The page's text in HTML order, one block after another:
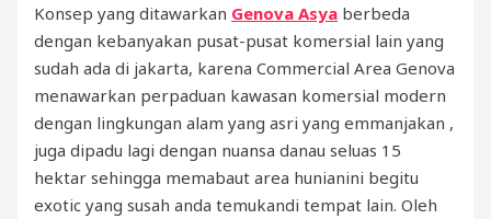
Konsep yang ditawarkan Genova Asya berbeda
dengan kebanyakan pusat-pusat komersial lain yang
sudah ada di jakarta, karena Commercial Area Genova
menawarkan perpaduan kawasan komersial modern
dengan lingkungan alam yang asri yang emmanjakan ,
juga dipadu lagi dengan nuansa danau seluas 15
hektar sehingga memabaut area hunianini begitu
exotic yang susah anda temukandi tempat lain. Oleh